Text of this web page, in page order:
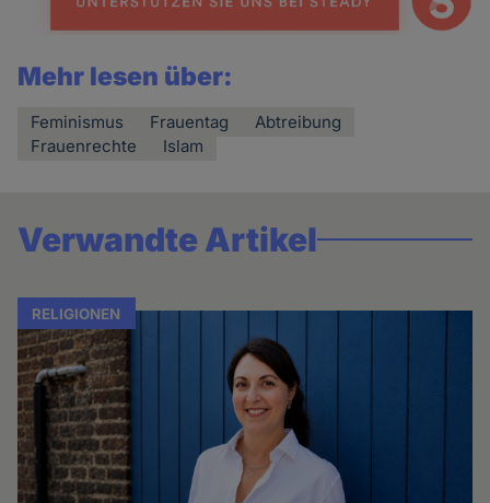
Mehr lesen über:
Feminismus Frauentag
Abtreibung
Frauenrechte
Islam
Verwandte Artikel
RELIGIONEN